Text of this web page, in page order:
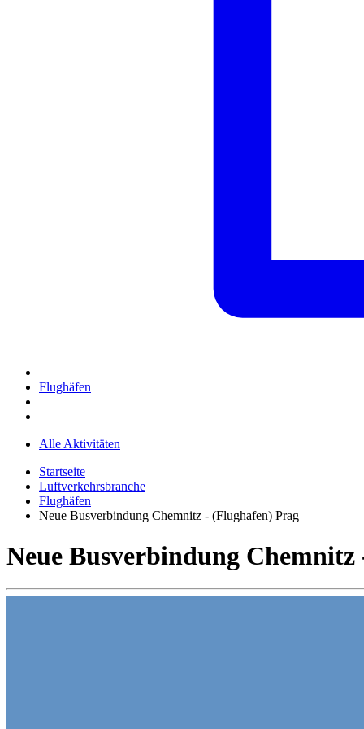
Flughäfen
Alle Aktivitäten
Startseite
Luftverkehrsbranche
Flughäfen
Neue Busverbindung Chemnitz - (Flughafen) Prag
Neue Busverbindung